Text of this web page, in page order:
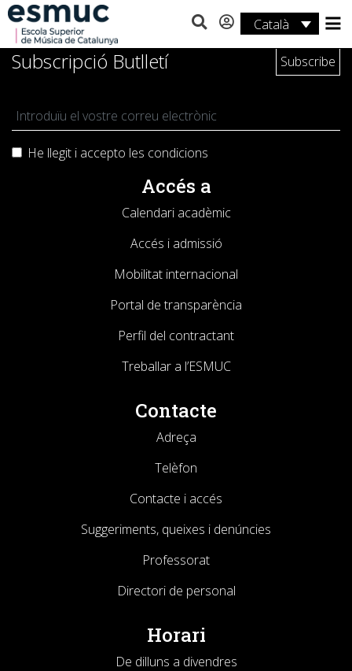
Català
Estudis
Serveis
Activitats
Subscripció Butlletí
He llegit i accepto les condicions
Accés a
Calendari acadèmic
Accés i admissió
Mobilitat internacional
Portal de transparència
Perfil del contractant
Treballar a l’ESMUC
Contacte
Adreça
Telèfon
Contacte i accés
Suggeriments, queixes i denúncies
Professorat
Directori de personal
Horari
De dilluns a divendres